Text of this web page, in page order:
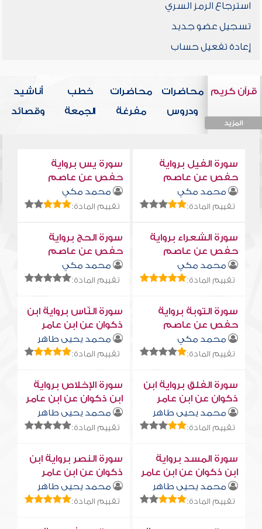
استرجاع الرمز السري
تسجيل عضو جديد
إعادة تفعيل حساب
قرآن كريم
المزيد
محاضرات
ودروس
محاضرات
مفرغة
خطب
الجمعة
أناشيد
وقصائد
سورة الفيل برواية
حفص عن عاصم
محمد مكي
تقييم المادة:
سورة يس برواية
حفص عن عاصم
محمد مكي
تقييم المادة:
سورة الشعراء برواية
حفص عن عاصم
محمد مكي
تقييم المادة:
سورة الحج برواية
حفص عن عاصم
محمد مكي
تقييم المادة:
سورة التوبة برواية
حفص عن عاصم
محمد مكي
تقييم المادة:
سورة النّاس برواية ابن
ذكوان عن ابن عامر
محمد يحيى طاهر
تقييم المادة:
سورة الفلق برواية ابن
ذكوان عن ابن عامر
محمد يحيى طاهر
تقييم المادة:
سورة الإخلاص برواية
ابن ذكوان عن ابن عامر
محمد يحيى طاهر
تقييم المادة:
سورة المسد برواية
ابن ذكوان عن ابن عامر
محمد يحيى طاهر
تقييم المادة:
سورة النصر برواية ابن
ذكوان عن ابن عامر
محمد يحيى طاهر
تقييم المادة: